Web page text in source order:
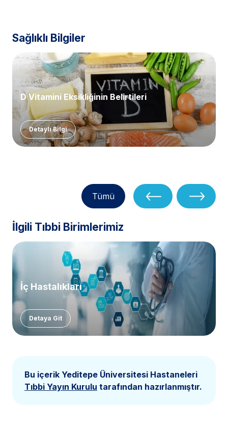
Sağlıklı Bilgiler
D Vitamini Eksikliğinin Belirtileri
Detaylı Bilgi
Tümü
İlgili Tıbbi Birimlerimiz
İç Hastalıkları
Detaya Git
Bu içerik Yeditepe Üniversitesi Hastaneleri
Tıbbi Yayın Kurulu tarafından hazırlanmıştır.